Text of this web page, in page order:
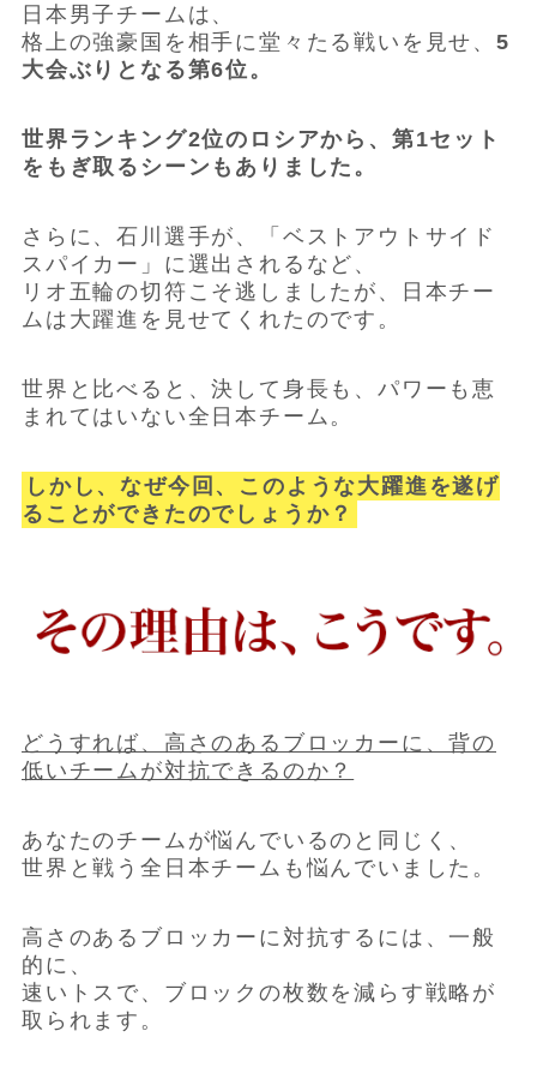
日本男子チームは、
格上の強豪国を相手に堂々たる戦いを見せ、 5
大会ぶりとなる第6位。
世界ランキング2位のロシアから、第1セット
をもぎ取るシーンもありました。
さらに、石川選手が、「ベストアウトサイド
スパイカー」に選出されるなど、
リオ五輪の切符こそ逃しましたが、日本チー
ムは大躍進を見せてくれたのです。
世界と比べると、決して身長も、パワーも恵
まれてはいない全日本チーム。
しかし、なぜ今回、このような大躍進を遂げ
ることができたのでしょうか？
どうすれば、高さのあるブロッカーに、背の
低いチームが対抗できるのか？
あなたのチームが悩んでいるのと同じく、
世界と戦う全日本チームも悩んでいました。
高さのあるブロッカーに対抗するには、一般
的に、
速いトスで、ブロックの枚数を減らす戦略が
取られます。